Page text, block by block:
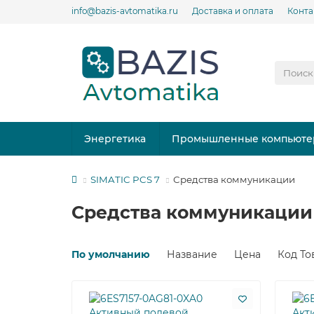
info@bazis-avtomatika.ru Доставка и оплата
Энергетика Промышленные
SIMATIC PCS 7 Средства коммуникации
Средства коммуникации
По умолчанию Название Цена Код